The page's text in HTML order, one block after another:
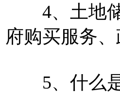
4、土地储
府购买服务
5、什么是